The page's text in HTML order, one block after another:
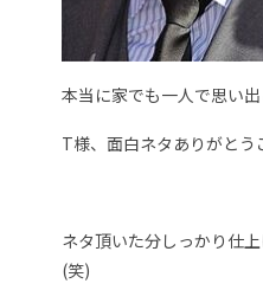
本当に家でも一人で思い
T様、面白ネタありがとう
ネタ頂いた分しっかり仕
(笑)